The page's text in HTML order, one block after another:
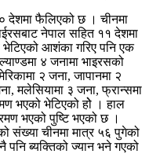
देशमा फैलिएको छ । चीनमा
नेपाल सहित ११ देशमा
भेटिएको आशंका गरिए पनि एक
४ जनामा भाइरसको
२ जना, जापानमा २
मलेसियामा ३ जना, फ्रान्समा
भएको भेटिएको होे । हाल
भएको पुष्टि भएको छ ।
संख्या चीनमा मात्र ५६ पुगेको
ब्यक्तिको ज्यान भने गएको